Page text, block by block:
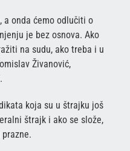
a onda ćemo odlučiti o
je bez osnova. Ako
na sudu, ako treba i u
Živanović,
koja su u štrajku još
štrajk i ako se slože,